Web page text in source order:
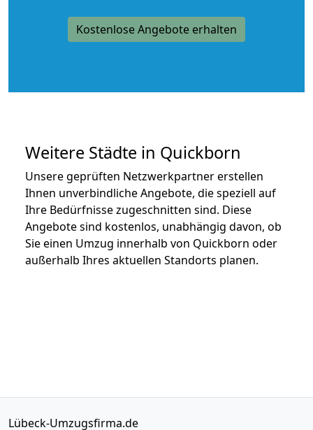
Kostenlose Angebote erhalten
Weitere Städte in Quickborn
Unsere geprüften Netzwerkpartner erstellen
Ihnen unverbindliche Angebote, die speziell auf
Ihre Bedürfnisse zugeschnitten sind. Diese
Angebote sind kostenlos, unabhängig davon, ob
Sie einen Umzug innerhalb von Quickborn oder
außerhalb Ihres aktuellen Standorts planen.
Lübeck-Umzugsfirma.de